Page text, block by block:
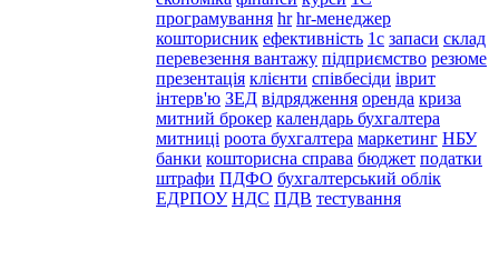
програмування hr hr-менеджер
кошторисник ефективність 1с запаси склад
перевезення вантажу підприємство резюме
презентація клієнти співбесіди іврит
інтерв'ю ЗЕД відрядження оренда криза
митний брокер календарь бухгалтера
митниці роота бухгалтера маркетинг НБУ
банки кошторисна справа бюджет податки
штрафи ПДФО бухгалтерський облік
ЕДРПОУ НДС ПДВ тестування